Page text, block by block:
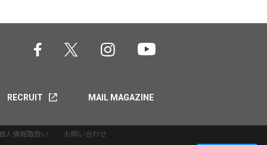
RECRUIT MAIL MAGAZINE
人情報取扱い お問い合わせ